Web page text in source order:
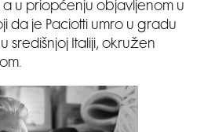
a u priopćenju objavljenom u
da je Paciotti umro u gradu
središnjoj Italiji, okružen